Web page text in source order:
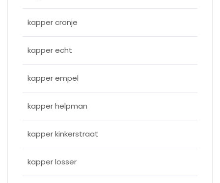
kapper cronje
kapper echt
kapper empel
kapper helpman
kapper kinkerstraat
kapper losser